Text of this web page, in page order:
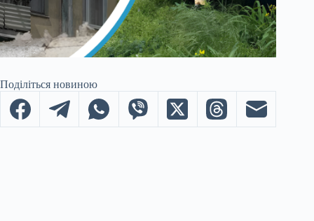
Поділіться новиною